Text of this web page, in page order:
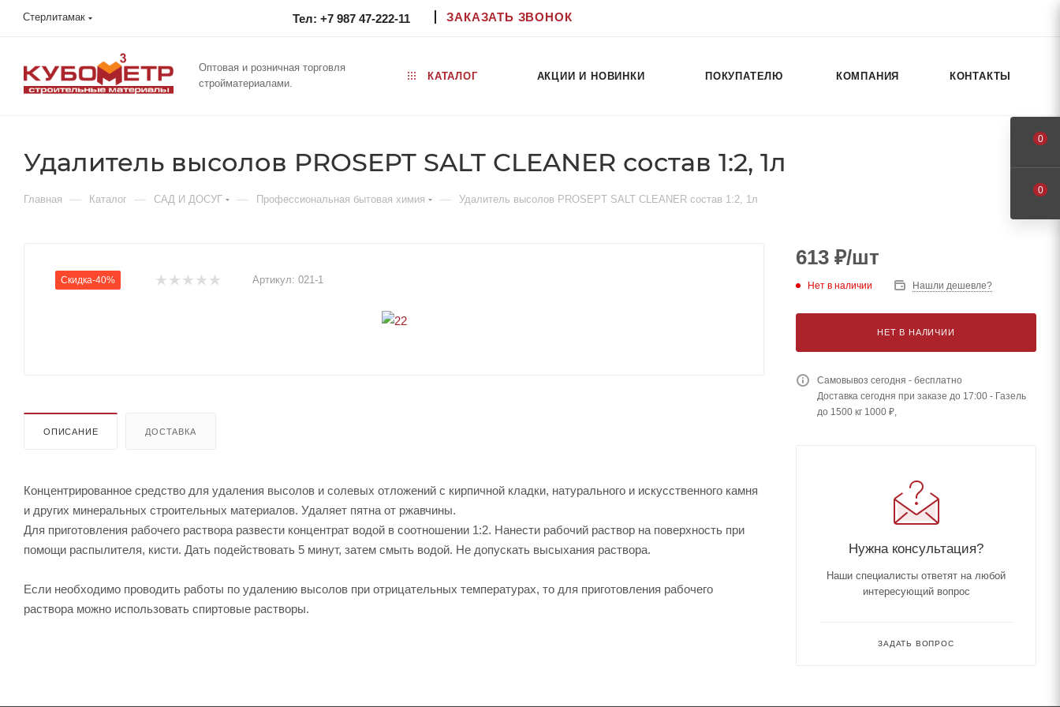
Стерлитамак Тел: +7 987 47-222-11 ЗАКАЗАТЬ ЗВОНОК
Оптовая и розничная торговля
стройматериалами.
КАТАЛОГ АКЦИИ И НОВИНКИ ПОКУПАТЕЛЮ КОМПАНИЯ КОНТАКТЫ
Удалитель высолов PROSEPT SALT CLEANER состав 1:2, 1л
Главная — Каталог — САД И ДОСУГ — Профессиональная бытовая химия — Удалитель высолов PROSEPT SALT CLEANER состав 1:2, 1л
Скидка-40% Артикул: 021-1
ОПИСАНИЕ ДОСТАВКА
Концентрированное средство для удаления высолов и солевых отложений с кирпичной кладки, натурального и искусственного камня
и других минеральных строительных материалов. Удаляет пятна от ржавчины.
Для приготовления рабочего раствора развести концентрат водой в соотношении 1:2. Нанести рабочий раствор на поверхность при
помощи распылителя, кисти. Дать подействовать 5 минут, затем смыть водой. Не допускать высыхания раствора.
Если необходимо проводить работы по удалению высолов при отрицательных температурах, то для приготовления рабочего
раствора можно использовать спиртовые растворы.
613 ₽/шт
Нет в наличии Нашли дешевле?
НЕТ В НАЛИЧИИ
Самовывоз сегодня - бесплатно
Доставка сегодня при заказе до 17:00 - Газель
до 1500 кг 1000 ₽,
Нужна консультация?
Наши специалисты ответят на любой
интересующий вопрос
ЗАДАТЬ ВОПРОС
0
0